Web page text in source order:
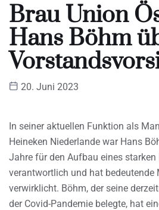
Brau Union
Hans Böhm
20. Juni 2023
In seiner aktuellen Funktion als
Heineken Niederlande war Hans
Jahre für den Aufbau eines
verantwortlich und hat bedeutende
verwirklicht. Böhm, der seine
der Covid-Pandemie belegte, hat